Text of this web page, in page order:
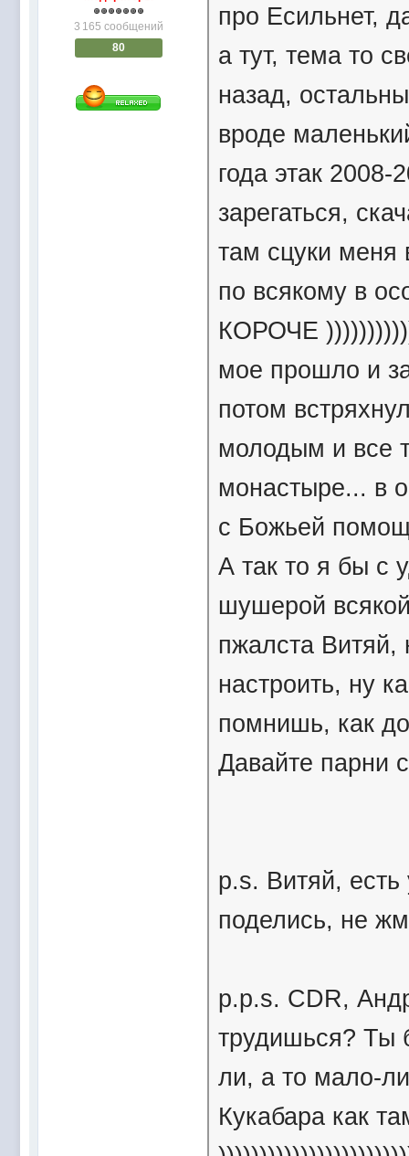
3 165 сообщений
80
про Есильнет,
а тут, тема то
назад,
вроде
года этак
зарегаться,
там сцуки меня
по всякому в
КОРОЧЕ
мое прошло и
потом
молодым и все
монастыре... в
с Божьей
А так то я бы с
шушерой
пжалста Витяй,
настроить, ну
помнишь, как
Давайте парни
p.s. Витяй,
поделись, не
p.p.s. CDR,
трудишься? Ты
ли, а то мало-
Кукабара как